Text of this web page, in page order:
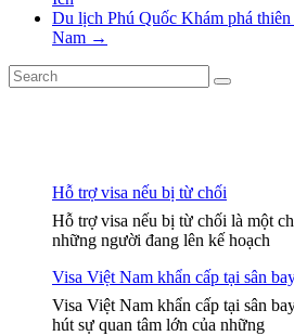
Du lịch Phú Quốc Khám phá
Nam →
Hỗ trợ visa nếu bị từ chối
Hỗ trợ visa nếu bị từ chối là một
những người đang lên kế hoạch
Visa Việt Nam khẩn cấp tại sân
Visa Việt Nam khẩn cấp tại sân
hút sự quan tâm lớn của những